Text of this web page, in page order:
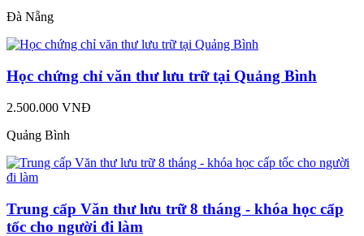
Đà Nẵng
Học chứng chỉ văn thư lưu trữ tại Quảng Bình
2.500.000 VNĐ
Quảng Bình
Trung cấp Văn thư lưu trữ 8 tháng - khóa học cấp
tốc cho người đi làm